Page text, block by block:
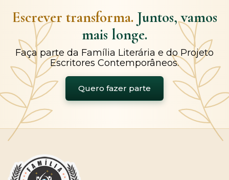
Escrever transforma. Juntos, vamos
mais longe.
Faça parte da Família Literária e do Projeto
Escritores Contemporâneos.
Quero fazer parte